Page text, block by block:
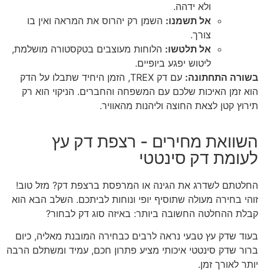
ולא ידהה.
אל תשמנו: השמן רק יהרוס את המראה ואין בו
צורך.
אל תלטשו: הלוחות מעוצבים בטקסטורה מושלמת,
ליטוש יפגע ביופיים.
בשורה התחתונה:
עם דק TREX, הזמן היחיד שתבלו על הדק
הוא זמן האיכות שלכם עם המשפחה והחברים. הניקוי הוא רק
תירוץ קטן לצאת החוצה וליהנות מהאוויר.
השוואת מחירים - רצפת דק עץ
לעומת דק סינטטי
החלטתם לשדרג את הגינה או המרפסת ברצפת דק? מזל טוב!
זוהי בחירה מעולה שתוסיף יופי ונוחות לביתכם. השלב הבא הוא
קבלת ההחלטה החשובה ביותר: באיזה סוג דק לבחור?
בעוד שדק עץ טבעי נראה לרבים כבחירה המובנת מאליה, כיום
ברור שדק סינטטי איכותי מציע פתרון חכם, עמיד ומשתלם הרבה
יותר לאורך זמן.